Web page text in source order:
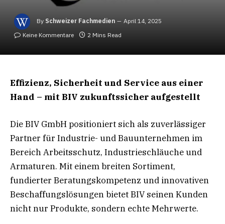
By Schweizer Fachmedien
April 14, 2025
Keine Kommentare
2 Mins Read
Effizienz, Sicherheit und Service aus einer
Hand – mit BIV zukunftssicher aufgestellt
Die BIV GmbH positioniert sich als zuverlässiger
Partner für Industrie- und Bauunternehmen im
Bereich Arbeitsschutz, Industrieschläuche und
Armaturen. Mit einem breiten Sortiment,
fundierter Beratungskompetenz und innovativen
Beschaffungslösungen bietet BIV seinen Kunden
nicht nur Produkte, sondern echte Mehrwerte.